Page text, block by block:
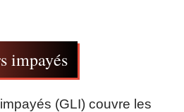
impayés
(GLI) couvre les